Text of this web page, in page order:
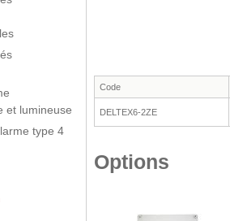
et lumineuse
type 4
Code
DELTEX6-2ZE
Options